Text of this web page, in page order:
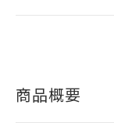
商品概要